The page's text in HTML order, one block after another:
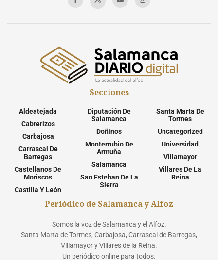
Secciones
Aldeatejada
Cabrerizos
Carbajosa
Carrascal De
Barregas
Castellanos De
Moriscos
Castilla Y León
Diputación De
Salamanca
Doñinos
Monterrubio De
Armuña
Salamanca
San Esteban De La
Sierra
Santa Marta De
Tormes
Uncategorized
Universidad
Villamayor
Villares De La
Reina
Periódico de Salamanca y Alfoz
Somos la voz de Salamanca y el Alfoz.
Santa Marta de Tormes, Carbajosa, Carrascal de Barregas,
Villamayor y Villares de la Reina.
Un periódico online para todos.